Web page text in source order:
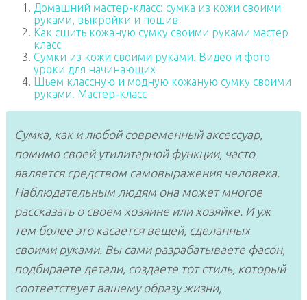
Домашний мастер-класс: сумка из кожи своими
руками, выкройки и пошив
Как сшить кожаную сумку своими руками мастер
класс
Сумки из кожи своими руками. Видео и фото
уроки для начинающих
Шьем классную и модную кожаную сумку своими
руками. Мастер-класс
Сумка, как и любой современный аксессуар,
помимо своей утилитарной функции, часто
является средством самовыражения человека.
Наблюдательным людям она может многое
рассказать о своём хозяине или хозяйке. И уж
тем более это касается вещей, сделанных
своими руками. Вы сами разрабатываете фасон,
подбираете детали, создаете тот стиль, который
соответствует вашему образу жизни,